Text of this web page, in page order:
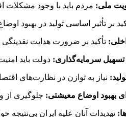
ملی: مردم باید با وجود مشکلات
بر تأثیر اساسی تولید در بهبود
تأکید بر ضرورت هدایت نقدینگی
سرمایه‌گذاری: دولت باید
نیاز به توازن در نظارت‌های
بهبود اوضاع معیشتی: جلوگیری از
تهدیدات آنان علیه ایران بی‌نتیجه